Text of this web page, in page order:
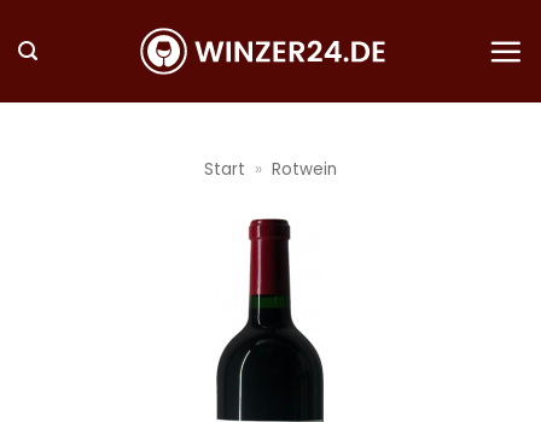
Inhalt
Start » Rotwein